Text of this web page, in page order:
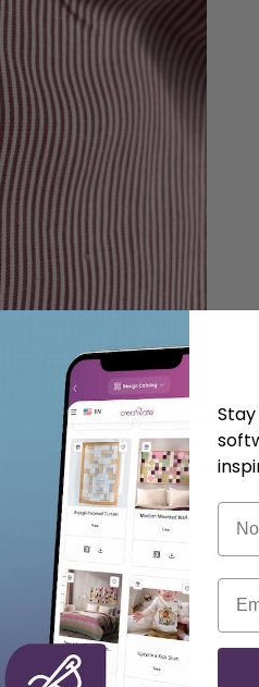
on the overlapping
or if the edges are
the edge is best. See image
Nome